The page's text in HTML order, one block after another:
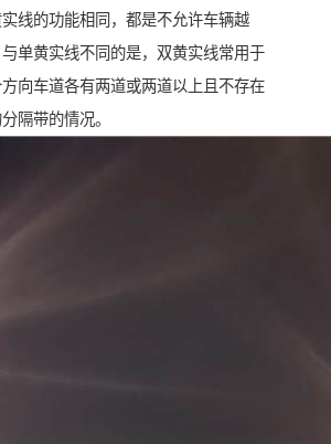
线的功能相同，都是不允许车辆越
单黄实线不同的是，双黄实线常用于
向车道各有两道或两道以上且不存在
隔带的情况。